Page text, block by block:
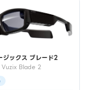
ジックス ブレード2
Vuzix Blade 2